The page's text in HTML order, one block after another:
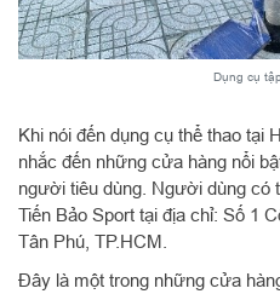
Dụng cụ
Khi nói đến dụng cụ thể thao tại
nhắc đến những cửa hàng nổi
người tiêu dùng. Người dùng có
Tiến Bảo Sport tại địa chỉ: Số 1
Tân Phú, TP.HCM.
Đây là một trong những cửa